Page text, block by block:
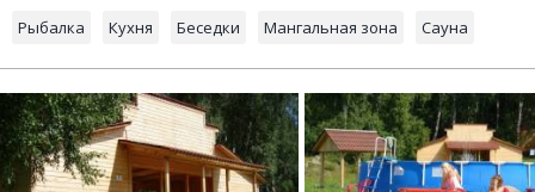
Рыбалка Кухня Беседки Мангальная зона Сауна